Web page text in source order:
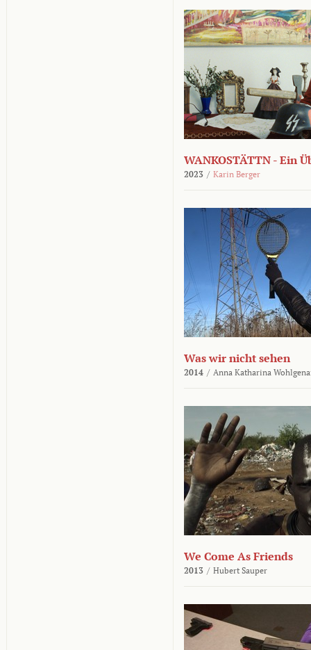
WANKOSTÄTTN - Ein
2023 / Karin Berger
Was wir nicht sehen
2014 / Anna Katharina
We Come As Friends
2013 / Hubert Sauper